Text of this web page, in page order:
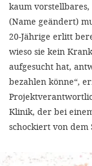
kaum
(Name geändert)
20-Jährige erlitt
wieso sie kein
aufgesucht hat,
bezahlen könne“,
Klinik, der bei
schockiert von